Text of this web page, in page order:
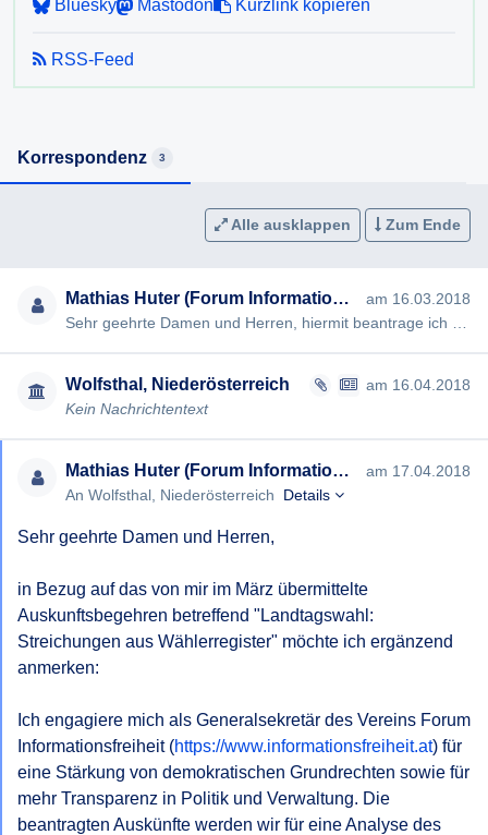
Bluesky Mastodon Kurzlink kopieren
RSS-Feed
Korrespondenz 3
Alle ausklappen Zum Ende
Mathias Huter (Forum Informationsfreiheit)
am 16.03.2018
Wolfsthal, Niederösterreich
am 16.04.2018
Kein Nachrichtentext
Mathias Huter (Forum Informationsfreiheit)
am 17.04.2018
An Wolfsthal, Niederösterreich
Details
Sehr geehrte Damen und Herren,
in Bezug auf das von mir im März übermittelte
Auskunftsbegehren betreffend "Landtagswahl:
Streichungen aus Wählerregister" möchte ich ergänzend
anmerken:
Ich engagiere mich als Generalsekretär des Vereins Forum
Informationsfreiheit (https://www.informationsfreiheit.at) für
eine Stärkung von demokratischen Grundrechten sowie für
mehr Transparenz in Politik und Verwaltung. Die
beantragten Auskünfte werden wir für eine Analyse des